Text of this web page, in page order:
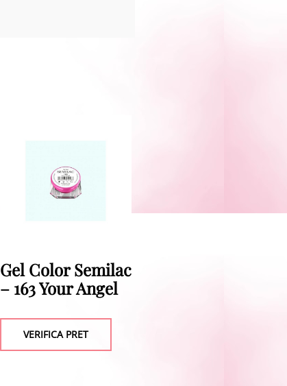
Gel Color Semilac
– 163 Your Angel
VERIFICA PRET